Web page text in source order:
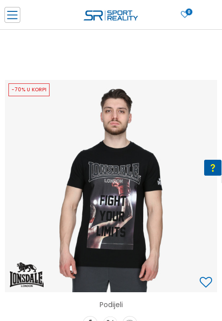
0
CLICK & COLLECT Platite karticom online i preuzmite u prodavnici po vašem
izboru
SAZNAJTE VIŠE
-70% U KORPI
Podijeli